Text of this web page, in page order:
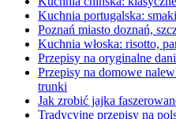
Kuchnia portugalska:
Poznań miasto doznań,
Kuchnia włoska: risotto,
Przepisy na oryginalne
Przepisy na domowe
trunki
Jak zrobić jajka
Tradycyjne przepisy na